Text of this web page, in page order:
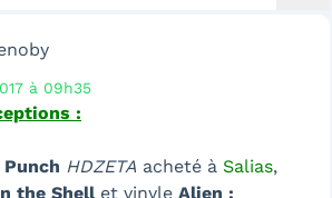
à 09h35
:
HDZETA acheté à Salias,
the Shellet vinyle Alien :